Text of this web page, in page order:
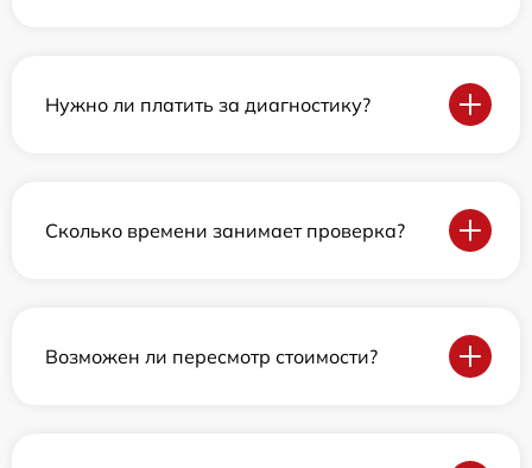
Нужно ли платить за диагностику?
Сколько времени занимает проверка?
Возможен ли пересмотр стоимости?